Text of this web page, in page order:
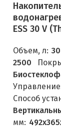
ESS 30 V
Объем, л: 30
2500
Способ
мм: